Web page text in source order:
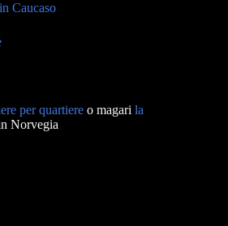
Caucaso
per quartiere o magari la
Norvegia